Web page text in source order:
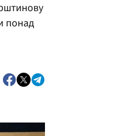
понад